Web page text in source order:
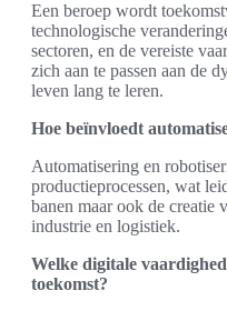
Een beroep wordt
technologische
sectoren, en de vereiste
zich aan te passen aan de
leven lang te leren.
Hoe beïnvloedt
Automatisering en
productieprocessen, wat
banen maar ook de creatie
industrie en logistiek.
Welke digitale
toekomst?